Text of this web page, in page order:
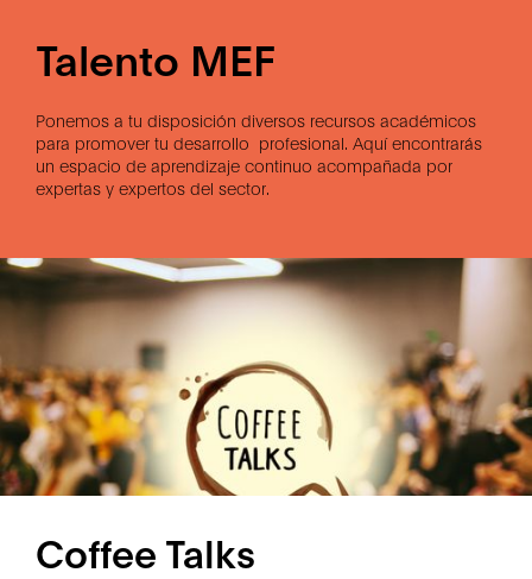
Talento MEF
Ponemos a tu disposición diversos recursos académicos
para promover tu desarrollo profesional. Aquí encontrarás
un espacio de aprendizaje continuo acompañada por
expertas y expertos del sector.
Coffee Talks